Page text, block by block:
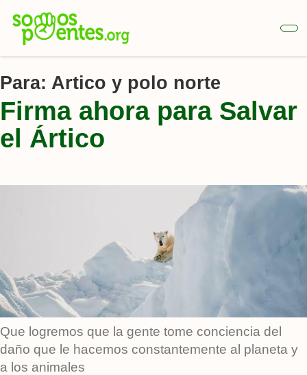
contenido
principal
Para: Artico y polo norte
Firma ahora para Salvar
el Ártico
Que logremos que la gente tome conciencia del
daño que le hacemos constantemente al planeta y
a los animales